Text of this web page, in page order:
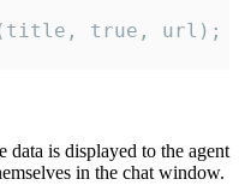
true, url);
data is displayed to the agent
in the chat window.